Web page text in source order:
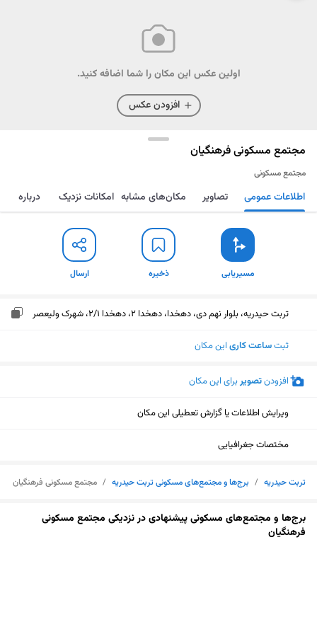
اولین عکس این مکان را شما اضافه کنید.
افزودن عکس
مجتمع مسکونی فرهنگیان
مجتمع مسکونی
مسیریابی ذخیره ارسال اطلاعات عمومی تصاویر مکان‌های مشابه امکانات نزدیک درباره
مسیریابی ذخیره ارسال
تربت حیدریه، بلوار نهم دی، دهخدا، دهخدا 2، دهخدا 2/1، شهرک ولیعصر
ثبتساعت کاری این مکان
افزودنتصویربرای این مکان
ویرایش اطلاعات یا گزارش تعطیلی این مکان
مختصات جغرافیایی
تربت حیدریه / برج‌ها و مجتمع‌های مسکونی تربت حیدریه / مجتمع مسکونی فرهنگیان
برج‌ها و مجتمع‌های مسکونی پیشنهادی در نزدیکی مجتمع مسکونی
فرهنگیان